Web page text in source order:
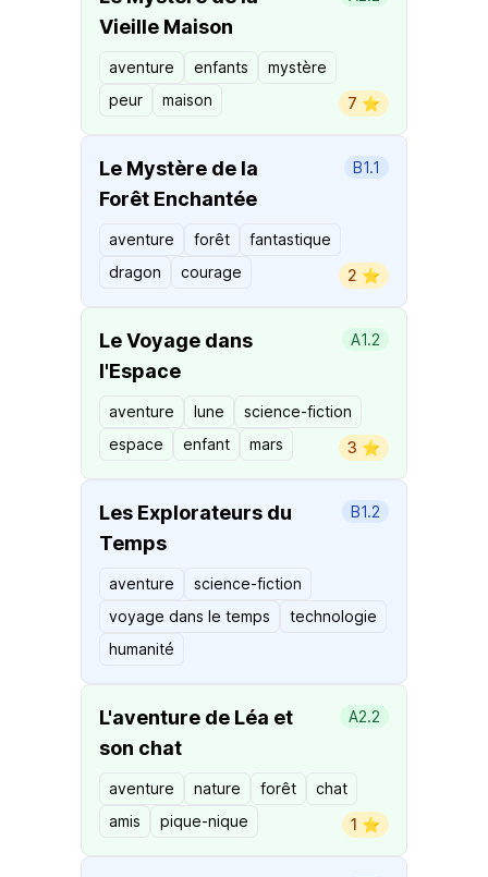
Vieille Maison
aventure enfants
mystère
peur
maison 7 ⭐️
Le Mystère de la
Forêt Enchantée
B1.1
aventure forêt
fantastique
dragon
courage 2 ⭐️
Le Voyage dans
l'Espace
A1.2
aventure lune
science-fiction
espace
enfant mars 3 ⭐️
Les Explorateurs du
Temps
B1.2
aventure
science-fiction
voyage dans le temps
technologie
humanité
L'aventure de Léa et
son chat
A2.2
aventure nature forêt
chat
amis
pique-nique 1 ⭐️